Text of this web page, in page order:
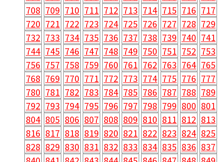
708 709 710 711 712 713 714 715 716 717
720 721 722 723 724 725 726 727 728 729
732 733 734 735 736 737 738 739 740 741
744 745 746 747 748 749 750 751 752 753
756 757 758 759 760 761 762 763 764 765
768 769 770 771 772 773 774 775 776 777
780 781 782 783 784 785 786 787 788 789
792 793 794 795 796 797 798 799 800 801
804 805 806 807 808 809 810 811 812 813
816 817 818 819 820 821 822 823 824 825
828 829 830 831 832 833 834 835 836 837